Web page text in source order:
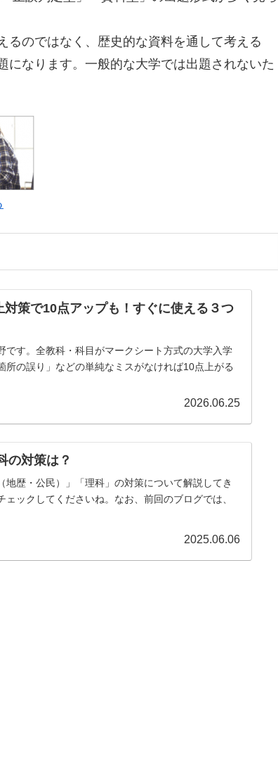
のではなく、 歴史的な資料を通して考える
なります。 一般的な大学では出題されないた
策で10点アップも！すぐに使える３つ
です。全教科・科目がマークシート方式の大学入学
所の誤り」などの単純なミスがなければ10点上がる
2026.06.25
の対策は？
地歴・公民）」「理科」の対策について解説してき
ェックしてくださいね。なお、前回のブログでは、
2025.06.06